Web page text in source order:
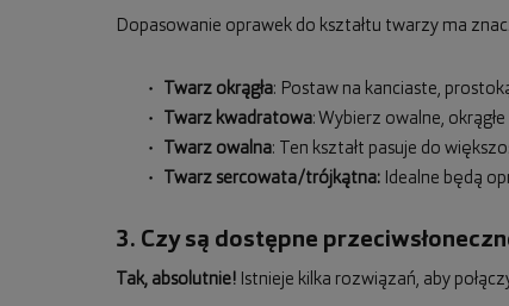
Dopasowanie oprawek do kształtu twarzy ma
Twarz okrągła: Postaw na kanciaste,
Twarz kwadratowa: Wybierz owalne,
Twarz owalna: Ten kształt pasuje do
Twarz sercowata/trójkątna: Idealne będą
3. Czy są dostępne
Tak, absolutnie! Istnieje kilka rozwiązań, aby